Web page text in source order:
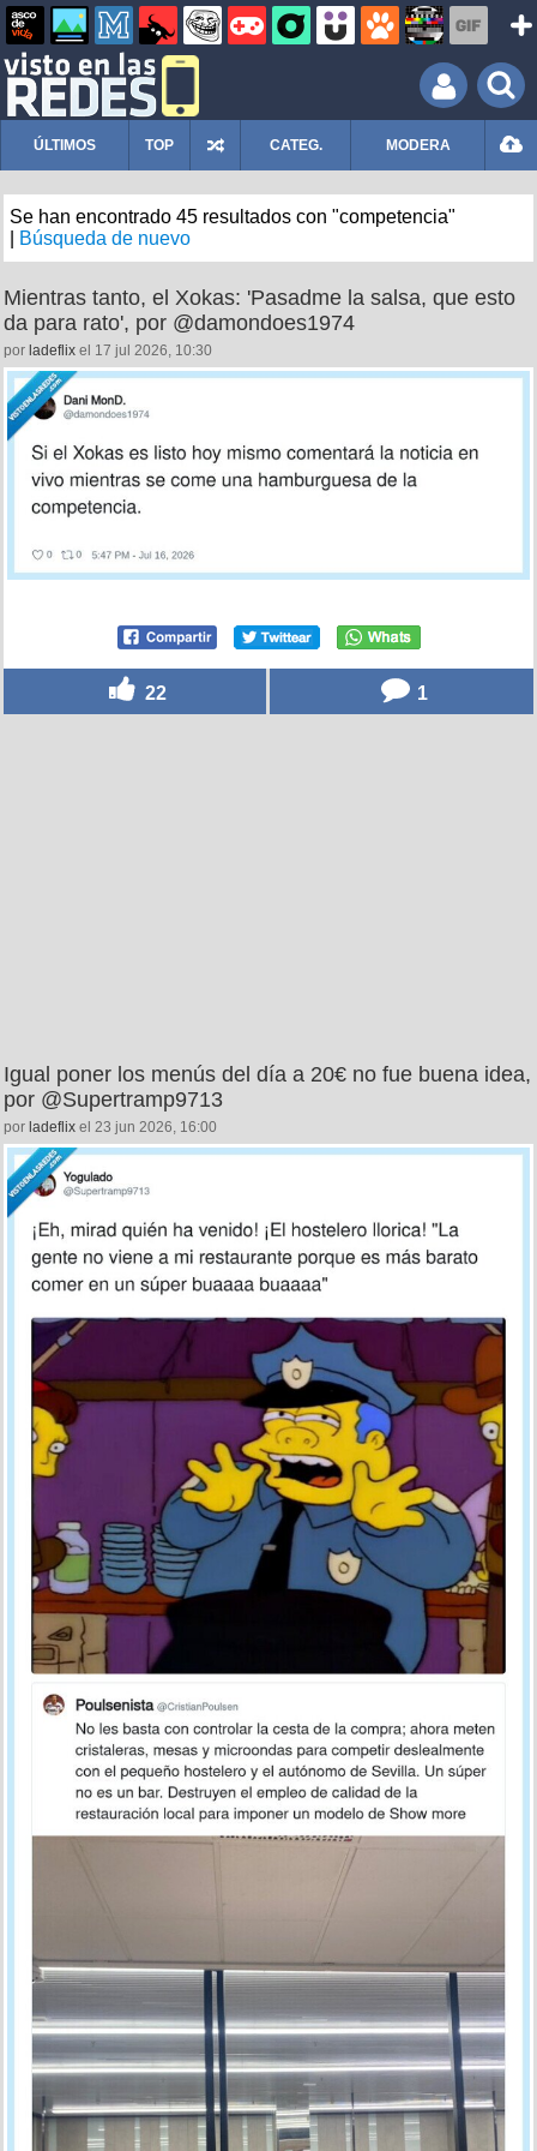
ÚLTIMOS TOP CATEG. MODERA
Se han encontrado 45 resultados con "competencia"
Búsqueda de nuevo
Mientras tanto, el Xokas: 'Pasadme la salsa, que esto
da para rato', por @damondoes1974
por ladeflix el 17 jul 2026, 10:30
22 1
Igual poner los menús del día a 20€ no fue buena idea,
por @Supertramp9713
por ladeflix el 23 jun 2026, 16:00